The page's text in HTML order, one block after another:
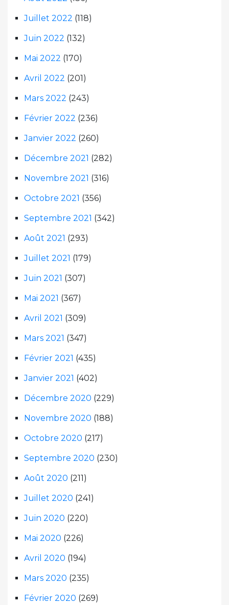
Juillet 2022 (118)
Juin 2022 (132)
Mai 2022 (170)
Avril 2022 (201)
Mars 2022 (243)
Février 2022 (236)
Janvier 2022 (260)
Décembre 2021 (282)
Novembre 2021 (316)
Octobre 2021 (356)
Septembre 2021 (342)
Août 2021 (293)
Juillet 2021 (179)
Juin 2021 (307)
Mai 2021 (367)
Avril 2021 (309)
Mars 2021 (347)
Février 2021 (435)
Janvier 2021 (402)
Décembre 2020 (229)
Novembre 2020 (188)
Octobre 2020 (217)
Septembre 2020 (230)
Août 2020 (211)
Juillet 2020 (241)
Juin 2020 (220)
Mai 2020 (226)
Avril 2020 (194)
Mars 2020 (235)
Février 2020 (269)